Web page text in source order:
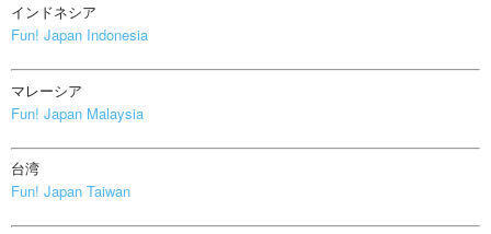
インドネシア
Fun! Japan Indonesia
マレーシア
Fun! Japan Malaysia
台湾
Fun! Japan Taiwan